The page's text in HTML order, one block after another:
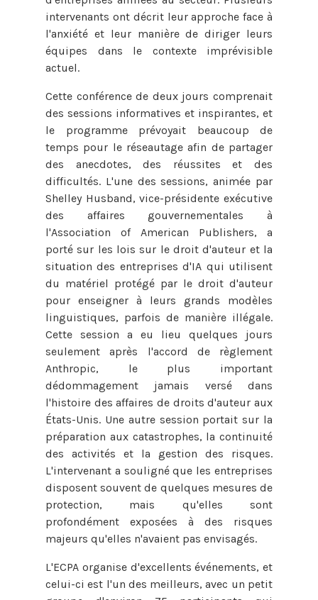
intervenants ont décrit leur approche face à
l'anxiété et leur manière de diriger leurs
équipes dans le contexte imprévisible
actuel.
Cette conférence de deux jours comprenait
des sessions informatives et inspirantes, et
le programme prévoyait beaucoup de
temps pour le réseautage afin de partager
des anecdotes, des réussites et des
difficultés. L'une des sessions, animée par
Shelley Husband, vice-présidente exécutive
des affaires gouvernementales à
l'Association of American Publishers, a
porté sur les lois sur le droit d'auteur et la
situation des entreprises d'IA qui utilisent
du matériel protégé par le droit d'auteur
pour enseigner à leurs grands modèles
linguistiques, parfois de manière illégale.
Cette session a eu lieu quelques jours
seulement après l'accord de règlement
Anthropic, le plus important
dédommagement jamais versé dans
l'histoire des affaires de droits d'auteur aux
États-Unis. Une autre session portait sur la
préparation aux catastrophes, la continuité
des activités et la gestion des risques.
L'intervenant a souligné que les entreprises
disposent souvent de quelques mesures de
protection, mais qu'elles sont
profondément exposées à des risques
majeurs qu'elles n'avaient pas envisagés.
L'ECPA organise d'excellents événements, et
celui-ci est l'un des meilleurs, avec un petit